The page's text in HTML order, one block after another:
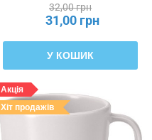
32,00 грн
31,00 грн
У КОШИК
Акція
Хіт продажів